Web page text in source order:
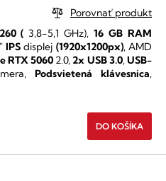
Porovnať produkt
DO KOŠÍKA
( 3,8-5,1 GHz),16 GB RAM
"IPS displej (1920x1200px),AMD
RTX 5060 2.0, 2x USB 3.0,USB-
Podsvietená klávesnica,